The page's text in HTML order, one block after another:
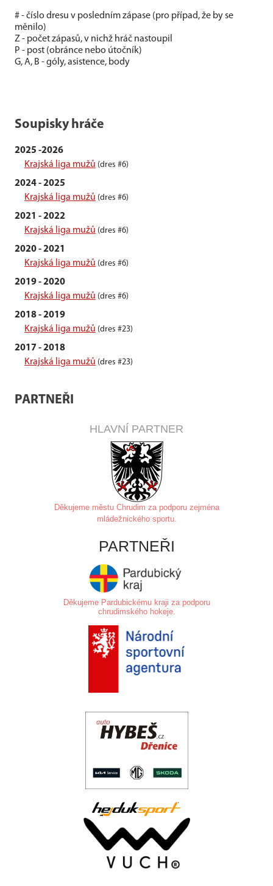
# - číslo dresu v posledním zápase (pro případ, že by se
měnilo)
Z - počet zápasů, v nichž hráč nastoupil
P - post (obránce nebo útočník)
G, A, B - góly, asistence, body
Soupisky hráče
2025 -2026
Krajská liga mužů (dres #6)
2024 - 2025
Krajská liga mužů (dres #6)
2021 - 2022
Krajská liga mužů (dres #6)
2020 - 2021
Krajská liga mužů (dres #6)
2019 - 2020
Krajská liga mužů (dres #6)
2018 - 2019
Krajská liga mužů (dres #23)
2017 - 2018
Krajská liga mužů (dres #23)
PARTNEŘI
HLAVNÍ PARTNER
Děkujeme městu Chrudim za podporu zejména
mládežnického sportu.
PARTNEŘI
Děkujeme Pardubickému kraji za podporu
chrudimského hokeje.